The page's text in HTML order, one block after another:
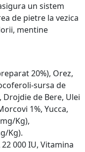
un sistem
de pietre la vezica
mentine
20%), Orez,
sursa de
Drojdie de Bere, Ulei
1%, Yucca,
Kg),
Kg).
000 IU, Vitamina